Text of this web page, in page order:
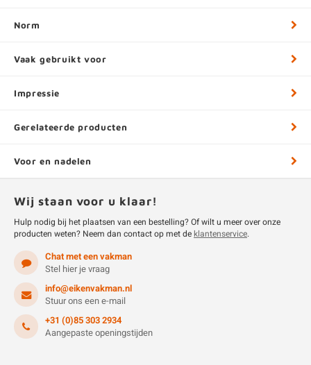
Norm
Vaak gebruikt voor
Impressie
Gerelateerde producten
Voor en nadelen
Wij staan voor u klaar!
Hulp nodig bij het plaatsen van een bestelling? Of wilt u meer over onze
producten weten? Neem dan contact op met deklantenservice.
Chat met een vakman
Stel hier je vraag
info@eikenvakman.nl
Stuur ons een e-mail
+31 (0)85 303 2934
Aangepaste openingstijden